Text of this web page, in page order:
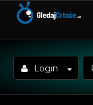
Login